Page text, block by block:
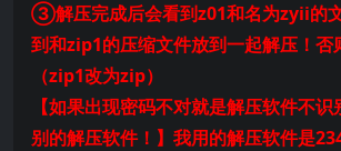
③解压完成后会看到z01和名为zyii的
到和zip1的压缩文件放到一起解压！否
（zip1改为zip）
【如果出现密码不对就是解压软件不
别的解压软件！】我用的解压软件是